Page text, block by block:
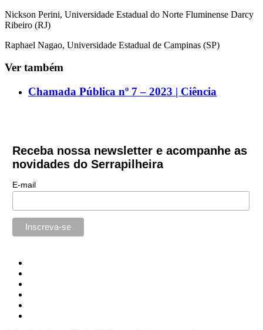
Nickson Perini, Universidade Estadual do Norte Fluminense Darcy
Ribeiro (RJ)
Raphael Nagao, Universidade Estadual de Campinas (SP)
Ver também
Chamada Pública nº 7 – 2023 | Ciência
Receba nossa newsletter e acompanhe as
novidades do Serrapilheira
E-mail